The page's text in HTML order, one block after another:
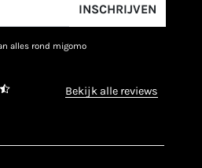
INSCHRIJVEN
alles rond migomo
bekijk alle reviews